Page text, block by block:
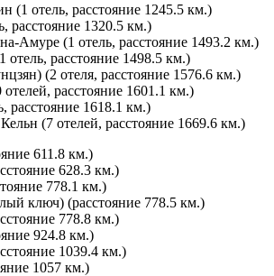
(1 отель, расстояние 1245.5 км.)
расстояние 1320.5 км.)
Амуре (1 отель, расстояние 1493.2 км.)
отель, расстояние 1498.5 км.)
(2 отеля, расстояние 1576.6 км.)
расстояние 1601.1 км.)
расстояние 1618.1 км.)
(7 отелей, расстояние 1669.6 км.)
611.8 км.)
628.3 км.)
778.1 км.)
ключ) (расстояние 778.5 км.)
778.8 км.)
924.8 км.)
1039.4 км.)
1057 км.)